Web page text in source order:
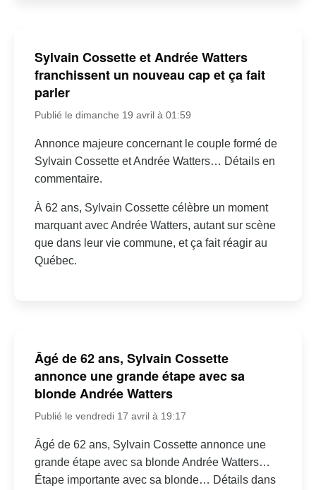
Sylvain Cossette et Andrée Watters
franchissent un nouveau cap et ça fait
parler
Publié le dimanche 19 avril à 01:59
Annonce majeure concernant le couple formé de
Sylvain Cossette et Andrée Watters… Détails en
commentaire.
À 62 ans, Sylvain Cossette célèbre un moment
marquant avec Andrée Watters, autant sur scène
que dans leur vie commune, et ça fait réagir au
Québec.
Âgé de 62 ans, Sylvain Cossette
annonce une grande étape avec sa
blonde Andrée Watters
Publié le vendredi 17 avril à 19:17
Âgé de 62 ans, Sylvain Cossette annonce une
grande étape avec sa blonde Andrée Watters…
Étape importante avec sa blonde… Détails dans